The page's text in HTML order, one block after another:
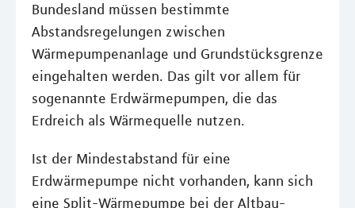
Bundesland müssen bestimmte
Abstandsregelungen zwischen
Wärmepumpenanlage und Grundstücksgrenze
eingehalten werden. Das gilt vor allem für
sogenannte Erdwärmepumpen, die das
Erdreich als Wärmequelle nutzen.
Ist der Mindestabstand für eine
Erdwärmepumpe nicht vorhanden, kann sich
eine Split-Wärmepumpe bei der Altbau-